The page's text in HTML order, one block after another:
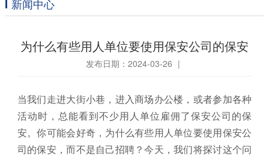
新闻中心
为什么有些用人单位要使用保安公司的保安
发布日期：2024-03-26 |
当我们走进大街小巷，进入商场办公楼，或者参加各种
活动时，总能看到不少用人单位雇佣了保安公司的保
安。你可能会好奇，为什么有些用人单位要使用保安公
司的保安，而不是自己招聘？今天，我们将探讨这个问